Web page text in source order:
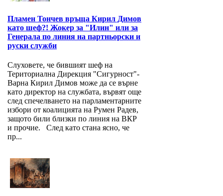
Пламен Тончев връща Кирил Димов
като шеф?! Жокер за "Илин" или за
Генерала по линия на партньорски и
руски служби
Слуховете, че бившият шеф на
Териториална Дирекция "Сигурност"-
Варна Кирил Димов може да се върне
като директор на службата, вървят още
след спечелването на парламентарните
избори от коалицията на Румен Радев,
защото били близки по линия на ВКР
и прочие. След като стана ясно, че
пр...